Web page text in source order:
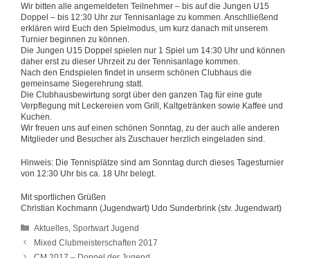
Wir bitten alle angemeldeten Teilnehmer – bis auf die Jungen U15
Doppel – bis 12:30 Uhr zur Tennisanlage zu kommen. Anschlließend
erklären wird Euch den Spielmodus, um kurz danach mit unserem
Turnier beginnen zu können.
Die Jungen U15 Doppel spielen nur 1 Spiel um 14:30 Uhr und können
daher erst zu dieser Uhrzeit zu der Tennisanlage kommen.
Nach den Endspielen findet in unserm schönen Clubhaus die
gemeinsame Siegerehrung statt.
Die Clubhausbewirtung sorgt über den ganzen Tag für eine gute
Verpflegung mit Leckereien vom Grill, Kaltgetränken sowie Kaffee und
Kuchen.
Wir freuen uns auf einen schönen Sonntag, zu der auch alle anderen
Mitglieder und Besucher als Zuschauer herzlich eingeladen sind.
Hinweis: Die Tennisplätze sind am Sonntag durch dieses Tagesturnier
von 12:30 Uhr bis ca. 18 Uhr belegt.
Mit sportlichen Grüßen
Christian Kochmann (Jugendwart) Udo Sunderbrink (stv. Jugendwart)
Kategorien
Aktuelles ,Sportwart Jugend
Mixed Clubmeisterschaften 2017